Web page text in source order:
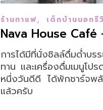
ร้านกาแฟ, เด็กบ้านนอกรี
Nava House Café
การได้มีที่นั่งชิลล์ดื่มด่ำบร
ทาน และเครื่องดื่มเมนูโป
หนึ่งวันดีดี ได้พักชาร์จพ
แล้วครับ